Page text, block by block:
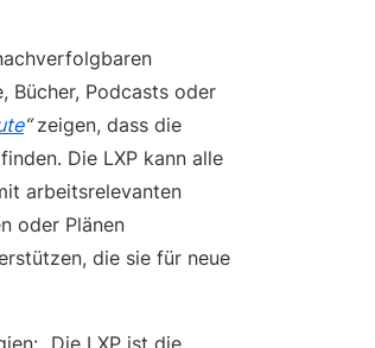
Bücher, Podcasts oder
“zeigen, dass die
Die LXP kann alle
arbeitsrelevanten
oder Plänen
die sie für neue
„Die LXP ist die